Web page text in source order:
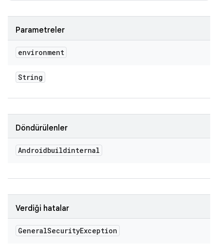
Parametreler
environment
String
Döndürülenler
Androidbuildinternal
Verdiği hatalar
GeneralSecurityException